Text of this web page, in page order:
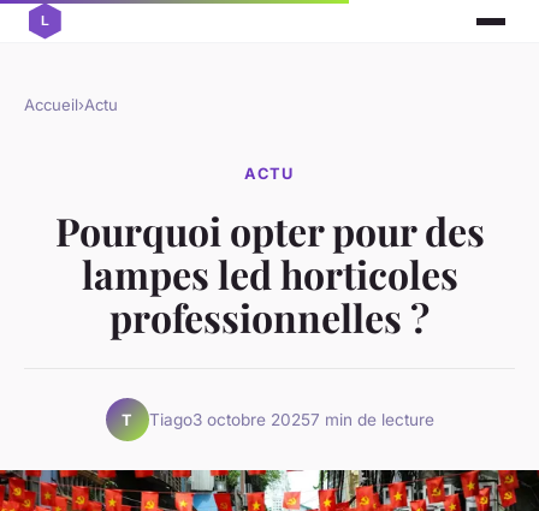
Accueil›Actu
ACTU
Pourquoi opter pour des
lampes led horticoles
professionnelles ?
T Tiago3 octobre 20257 min de lecture